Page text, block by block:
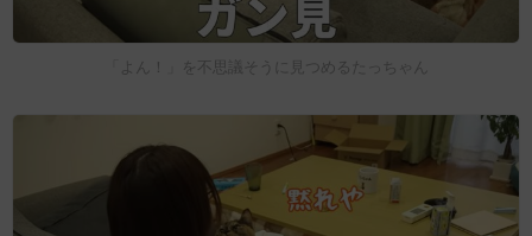
「よん！」を不思議そうに見つめるたっちゃん